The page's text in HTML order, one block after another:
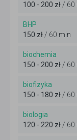
100 - 200 zł / 60
BHP
150 zł / 60 min
biochemia
150 - 200 zł / 60
biofizyka
150 - 180 zł / 60
biologia
120 - 220 zł / 60